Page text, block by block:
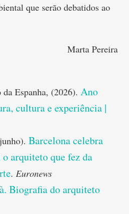
que serão debatidos ao
Marta Pereira
Espanha, (2026). Ano
cultura e experiência |
Barcelona celebra
arquiteto que fez da
. Euronews
Biografia do arquiteto